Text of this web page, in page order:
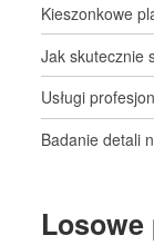
Kieszonkowe
Jak skutecznie
Usługi
Badanie detali